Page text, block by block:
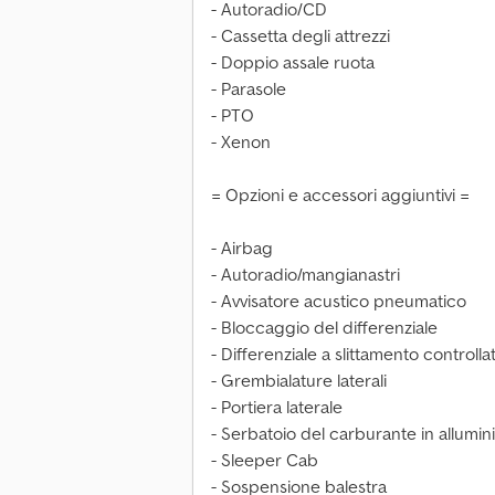
- Autoradio/CD
- Cassetta degli attrezzi
- Doppio assale ruota
- Parasole
- PTO
- Xenon
= Opzioni e accessori aggiuntivi =
- Airbag
- Autoradio/mangianastri
- Avvisatore acustico pneumatico
- Bloccaggio del differenziale
- Differenziale a slittamento
- Grembialature laterali
- Portiera laterale
- Serbatoio del carburante in
- Sleeper Cab
- Sospensione balestra